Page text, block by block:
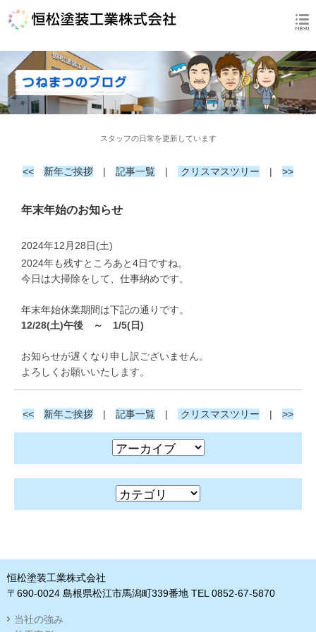
スタッフの日常を更新しています
<< 新年ご挨拶 | 記事一覧 | クリスマスツリー | >>
年末年始のお知らせ
2024年12月28日(土)
2024年も残すところあと4日ですね。
今日は大掃除をして、仕事納めです。
年末年始休業期間は下記の通りです。
12/28(土)午後 ～ 1/5(日)
お知らせが遅くなり申し訳ございません。
よろしくお願いいたします。
<< 新年ご挨拶 | 記事一覧 | クリスマスツリー | >>
恒松塗装工業株式会社
〒690-0024 島根県松江市馬潟町339番地 TEL 0852-67-5870
当社の強み